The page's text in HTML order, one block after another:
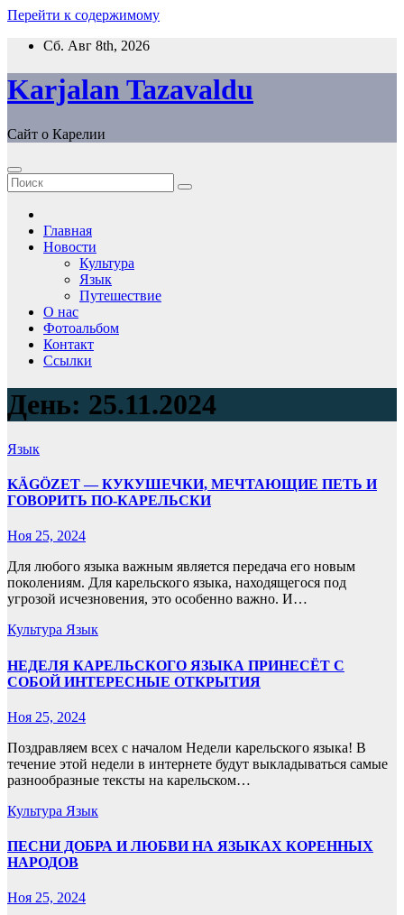
Перейти к содержимому
Сб. Авг 8th, 2026
Karjalan Tazavaldu
Сайт о Карелии
Главная
Новости
Культура
Язык
Путешествие
О нас
Фотоальбом
Контакт
Ссылки
День: 25.11.2024
Язык
KÄGÖZET — КУКУШЕЧКИ, МЕЧТАЮЩИЕ ПЕТЬ И
ГОВОРИТЬ ПО-КАРЕЛЬСКИ
Ноя 25, 2024
Для любого языка важным является передача его новым
поколениям. Для карельского языка, находящегося под
угрозой исчезновения, это особенно важно. И…
Культура Язык
НЕДЕЛЯ КАРЕЛЬСКОГО ЯЗЫКА ПРИНЕСЁТ С
СОБОЙ ИНТЕРЕСНЫЕ ОТКРЫТИЯ
Ноя 25, 2024
Поздравляем всех с началом Недели карельского языка! В
течение этой недели в интернете будут выкладываться самые
разнообразные тексты на карельском…
Культура Язык
ПЕСНИ ДОБРА И ЛЮБВИ НА ЯЗЫКАХ КОРЕННЫХ
НАРОДОВ
Ноя 25, 2024